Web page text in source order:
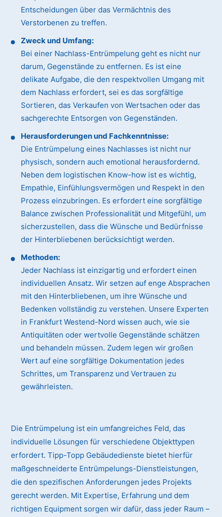
Entscheidungen über das Vermächtnis des
Verstorbenen zu treffen.
Zweck und Umfang:
Bei einer Nachlass-Entrümpelung geht es nicht nur
darum, Gegenstände zu entfernen. Es ist eine
delikate Aufgabe, die den respektvollen Umgang mit
dem Nachlass erfordert, sei es das sorgfältige
Sortieren, das Verkaufen von Wertsachen oder das
sachgerechte Entsorgen von Gegenständen.
Herausforderungen und Fachkenntnisse:
Die Entrümpelung eines Nachlasses ist nicht nur
physisch, sondern auch emotional herausfordernd.
Neben dem logistischen Know-how ist es wichtig,
Empathie, Einfühlungsvermögen und Respekt in den
Prozess einzubringen. Es erfordert eine sorgfältige
Balance zwischen Professionalität und Mitgefühl, um
sicherzustellen, dass die Wünsche und Bedürfnisse
der Hinterbliebenen berücksichtigt werden.
Methoden:
Jeder Nachlass ist einzigartig und erfordert einen
individuellen Ansatz. Wir setzen auf enge Absprachen
mit den Hinterbliebenen, um ihre Wünsche und
Bedenken vollständig zu verstehen. Unsere Experten
in Frankfurt Westend-Nord wissen auch, wie sie
Antiquitäten oder wertvolle Gegenstände schätzen
und behandeln müssen. Zudem legen wir großen
Wert auf eine sorgfältige Dokumentation jedes
Schrittes, um Transparenz und Vertrauen zu
gewährleisten.
Die Entrümpelung ist ein umfangreiches Feld, das
individuelle Lösungen für verschiedene Objekttypen
erfordert. Tipp-Topp Gebäudedienste bietet hierfür
maßgeschneiderte Entrümpelungs-Dienstleistungen,
die den spezifischen Anforderungen jedes Projekts
gerecht werden. Mit Expertise, Erfahrung und dem
richtigen Equipment sorgen wir dafür, dass jeder Raum –